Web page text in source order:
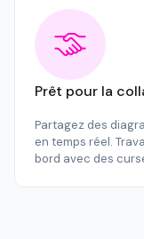
Prêt pour la
Partagez des
en temps réel.
bord avec des